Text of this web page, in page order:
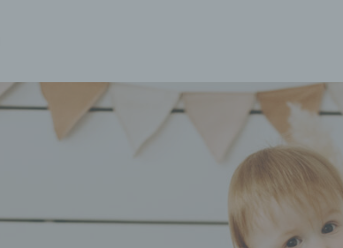
HOME
INFORMATIONEN
LEISTUNGEN